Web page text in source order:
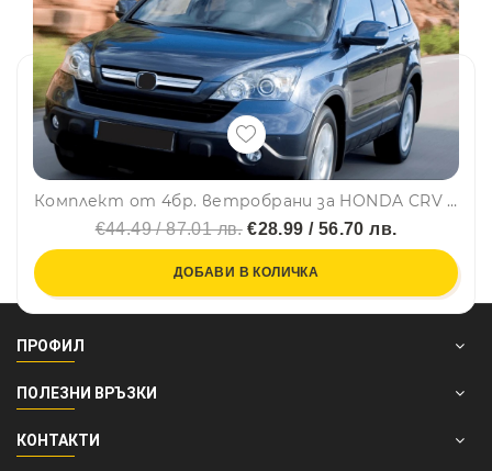
Комплект от 4бр. ветробрани за HONDA CRV 2007-2010
€44.49 / 87.01 лв.€28.99 / 56.70 лв.
ДОБАВИ В КОЛИЧКА
ПРОФИЛ
ПОЛЕЗНИ ВРЪЗКИ
КОНТАКТИ